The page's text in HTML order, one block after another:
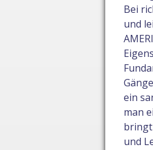
Bei
und
ein
man
bringt
und